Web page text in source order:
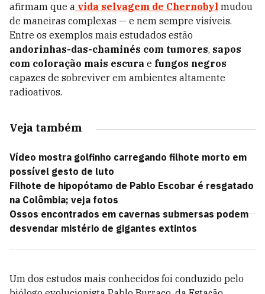
afirmam que a vida selvagem de Chernobyl mudou
de maneiras complexas — e nem sempre visíveis.
Entre os exemplos mais estudados estão
andorinhas-das-chaminés com tumores, sapos
com coloração mais escura e fungos negros
capazes de sobreviver em ambientes altamente
radioativos.
Veja também
Vídeo mostra golfinho carregando filhote morto em
possível gesto de luto
Filhote de hipopótamo de Pablo Escobar é resgatado
na Colômbia; veja fotos
Ossos encontrados em cavernas submersas podem
desvendar mistério de gigantes extintos
Um dos estudos mais conhecidos foi conduzido pelo